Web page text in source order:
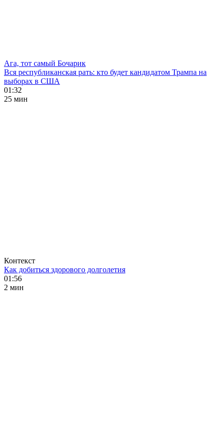
Ага, тот самый Бочарик
Вся республиканская рать: кто будет кандидатом Трампа на
выборах в США
01:32
25 мин
Контекст
Как добиться здорового долголетия
01:56
2 мин